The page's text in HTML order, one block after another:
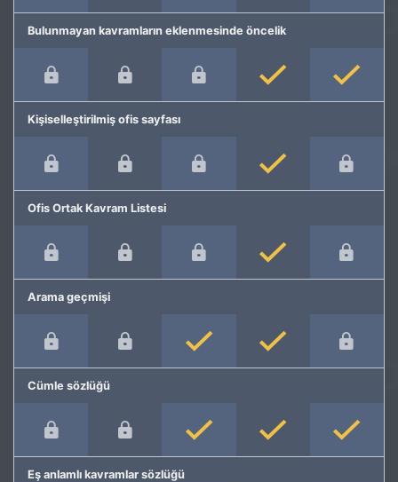
Bulunmayan kavramların eklenmesinde öncelik
Kişiselleştirilmiş ofis sayfası
Ofis Ortak Kavram Listesi
Arama geçmişi
Cümle sözlüğü
Eş anlamlı kavramlar sözlüğü